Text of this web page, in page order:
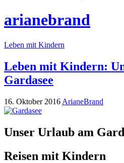
arianebrand
Leben mit Kindern
Leben mit Kindern:
Gardasee
16. Oktober 2016 ArianeBrand
Unser Urlaub am
Reisen mit Kindern